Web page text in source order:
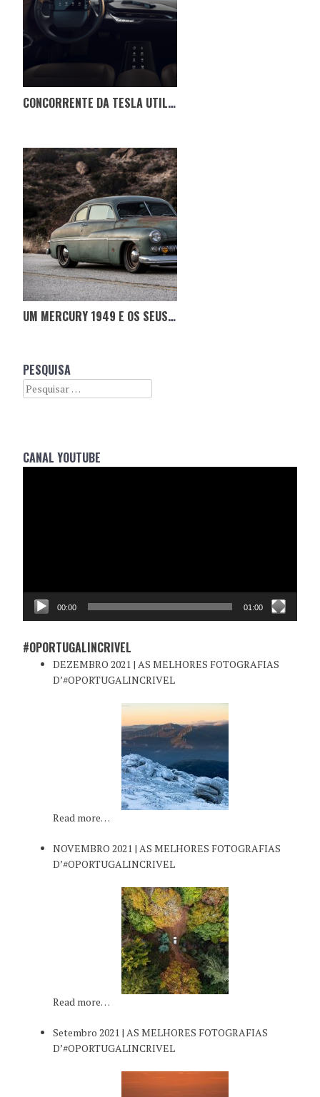
CONCORRENTE DA TESLA UTILIZA UM ECRÃ EQUIVALENTE A 5 IPADS
UM MERCURY 1949 E OS SEUS DOIS MOTORES ELÉTRICOS
PESQUISA
Search
CANAL YOUTUBE
00:00 01:00
#OPORTUGALINCRIVEL
DEZEMBRO 2021 | AS MELHORES FOTOGRAFIAS
D’#OPORTUGALINCRIVEL
Read more…
NOVEMBRO 2021 | AS MELHORES FOTOGRAFIAS
D’#OPORTUGALINCRIVEL
Read more…
Setembro 2021 | AS MELHORES FOTOGRAFIAS
D’#OPORTUGALINCRIVEL